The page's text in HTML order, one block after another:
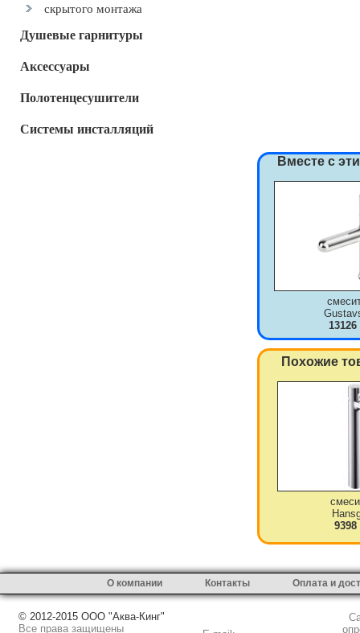
скрытого монтажа
Душевые гарнитуры
Аксессуары
Полотенцесушители
Системы инсталляций
Вместе с
13126
Похожие
9398
О компании Контакты Оплата и
© 2012-2015 ООО "Аква-Кинг"
Все права защищены